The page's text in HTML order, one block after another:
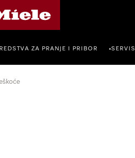
ZA PRANJE I PRIBOR •SERVIS